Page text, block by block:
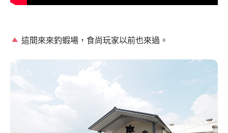
這間來來釣蝦場，食尚玩家以前也來過。